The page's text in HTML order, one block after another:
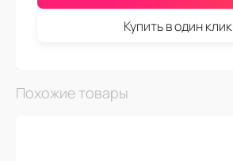
Купить в один клик
Похожие товары